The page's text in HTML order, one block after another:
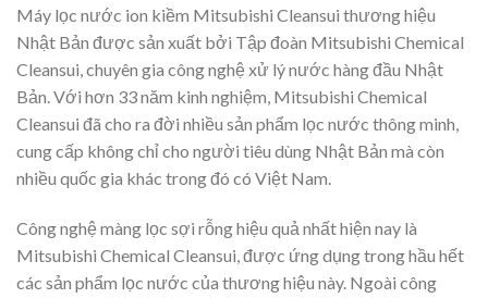
Máy lọc nước ion kiềm Mitsubishi Cleansui thương hiệu
Nhật Bản được sản xuất bởi Tập đoàn Mitsubishi Chemical
Cleansui, chuyên gia công nghệ xử lý nước hàng đầu Nhật
Bản. Với hơn 33 năm kinh nghiệm, Mitsubishi Chemical
Cleansui đã cho ra đời nhiều sản phẩm lọc nước thông minh,
cung cấp không chỉ cho người tiêu dùng Nhật Bản mà còn
nhiều quốc gia khác trong đó có Việt Nam.
Công nghệ màng lọc sợi rỗng hiệu quả nhất hiện nay là
Mitsubishi Chemical Cleansui, được ứng dụng trong hầu hết
các sản phẩm lọc nước của thương hiệu này. Ngoài công